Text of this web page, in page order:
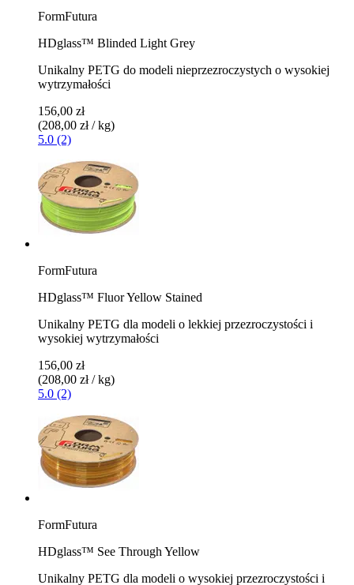
FormFutura
HDglass™ Blinded Light Grey
Unikalny PETG do modeli nieprzezroczystych o wysokiej
wytrzymałości
156,00 zł
(208,00 zł / kg)
5.0 (2)
FormFutura
HDglass™ Fluor Yellow Stained
Unikalny PETG dla modeli o lekkiej przezroczystości i
wysokiej wytrzymałości
156,00 zł
(208,00 zł / kg)
5.0 (2)
FormFutura
HDglass™ See Through Yellow
Unikalny PETG dla modeli o wysokiej przezroczystości i